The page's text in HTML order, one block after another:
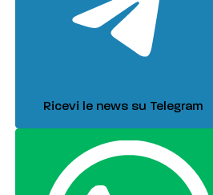
Ricevi le news su Telegram